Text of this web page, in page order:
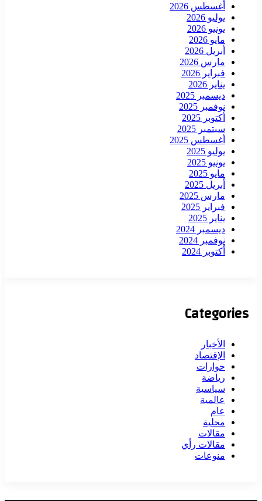
أغسطس 2026
يوليو 2026
يونيو 2026
مايو 2026
أبريل 2026
مارس 2026
فبراير 2026
يناير 2026
ديسمبر 2025
نوفمبر 2025
أكتوبر 2025
سبتمبر 2025
أغسطس 2025
يوليو 2025
يونيو 2025
مايو 2025
أبريل 2025
مارس 2025
فبراير 2025
يناير 2025
ديسمبر 2024
نوفمبر 2024
أكتوبر 2024
Categories
الأخبار
الإقتصاد
حوارات
رياضة
سياسية
عالمية
عام
محلية
مقالات
مقالات رأي
منوعات